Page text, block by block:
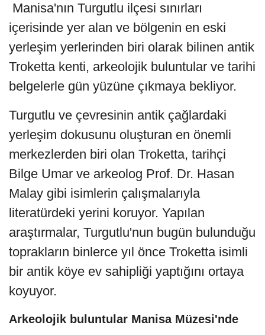
Manisa'nın Turgutlu ilçesi sınırları
içerisinde yer alan ve bölgenin en eski
yerleşim yerlerinden biri olarak bilinen antik
Troketta kenti, arkeolojik buluntular ve tarihi
belgelerle gün yüzüne çıkmaya bekliyor.
Turgutlu ve çevresinin antik çağlardaki
yerleşim dokusunu oluşturan en önemli
merkezlerden biri olan Troketta, tarihçi
Bilge Umar ve arkeolog Prof. Dr. Hasan
Malay gibi isimlerin çalışmalarıyla
literatürdeki yerini koruyor. Yapılan
araştırmalar, Turgutlu'nun bugün bulunduğu
toprakların binlerce yıl önce Troketta isimli
bir antik köye ev sahipliği yaptığını ortaya
koyuyor.
Arkeolojik buluntular Manisa Müzesi'nde